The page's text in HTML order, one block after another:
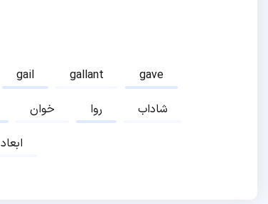
gail gallant
gave
خوان روا
شاداب
ابعاد